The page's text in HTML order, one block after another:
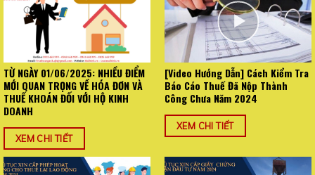
TỪ NGÀY 01/06/2025: NHIỀU ĐIỂM
MỚI QUAN TRỌNG VỀ HÓA ĐƠN VÀ
THUẾ KHOÁN ĐỐI VỚI HỘ KINH
DOANH
XEM CHI TIẾT
[Video Hướng Dẫn] Cách Kiểm Tra
Báo Cáo Thuế Đã Nộp Thành
Công Chưa Năm 2024
XEM CHI TIẾT